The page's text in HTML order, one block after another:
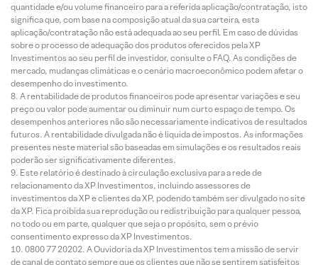
quantidade e/ou volume financeiro para a referida aplicação/contratação, isto
significa que, com base na composição atual da sua carteira, esta
aplicação/contratação não está adequada ao seu perfil. Em caso de dúvidas
sobre o processo de adequação dos produtos oferecidos pela XP
Investimentos ao seu perfil de investidor, consulte o FAQ. As condições de
mercado, mudanças climáticas e o cenário macroeconômico podem afetar o
desempenho do investimento.
A rentabilidade de produtos financeiros pode apresentar variações e seu
preço ou valor pode aumentar ou diminuir num curto espaço de tempo. Os
desempenhos anteriores não são necessariamente indicativos de resultados
futuros. A rentabilidade divulgada não é líquida de impostos. As informações
presentes neste material são baseadas em simulações e os resultados reais
poderão ser significativamente diferentes.
Este relatório é destinado à circulação exclusiva para a rede de
relacionamento da XP Investimentos, incluindo assessores de
investimentos da XP e clientes da XP, podendo também ser divulgado no site
da XP. Fica proibida sua reprodução ou redistribuição para qualquer pessoa,
no todo ou em parte, qualquer que seja o propósito, sem o prévio
consentimento expresso da XP Investimentos.
0800 77 20202. A Ouvidoria da XP Investimentos tem a missão de servir
de canal de contato sempre que os clientes que não se sentirem satisfeitos